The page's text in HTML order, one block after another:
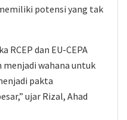
potensi yang tak
RCEP dan EU-CEPA
wahana untuk
pakta
ujar Rizal, Ahad